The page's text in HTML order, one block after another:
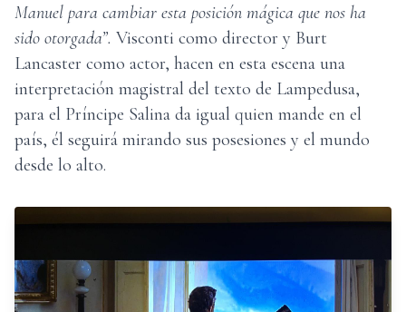
Manuel para cambiar esta posición mágica que nos ha
sido otorgada”. Visconti como director y Burt
Lancaster como actor, hacen en esta escena una
interpretación magistral del texto de Lampedusa,
para el Príncipe Salina da igual quien mande en el
país, él seguirá mirando sus posesiones y el mundo
desde lo alto.